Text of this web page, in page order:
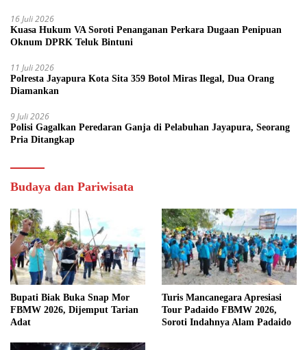
16 Juli 2026
Kuasa Hukum VA Soroti Penanganan Perkara Dugaan Penipuan
Oknum DPRK Teluk Bintuni
11 Juli 2026
Polresta Jayapura Kota Sita 359 Botol Miras Ilegal, Dua Orang
Diamankan
9 Juli 2026
Polisi Gagalkan Peredaran Ganja di Pelabuhan Jayapura, Seorang
Pria Ditangkap
Budaya dan Pariwisata
Bupati Biak Buka Snap Mor
FBMW 2026, Dijemput Tarian
Adat
Turis Mancanegara Apresiasi
Tour Padaido FBMW 2026,
Soroti Indahnya Alam Padaido